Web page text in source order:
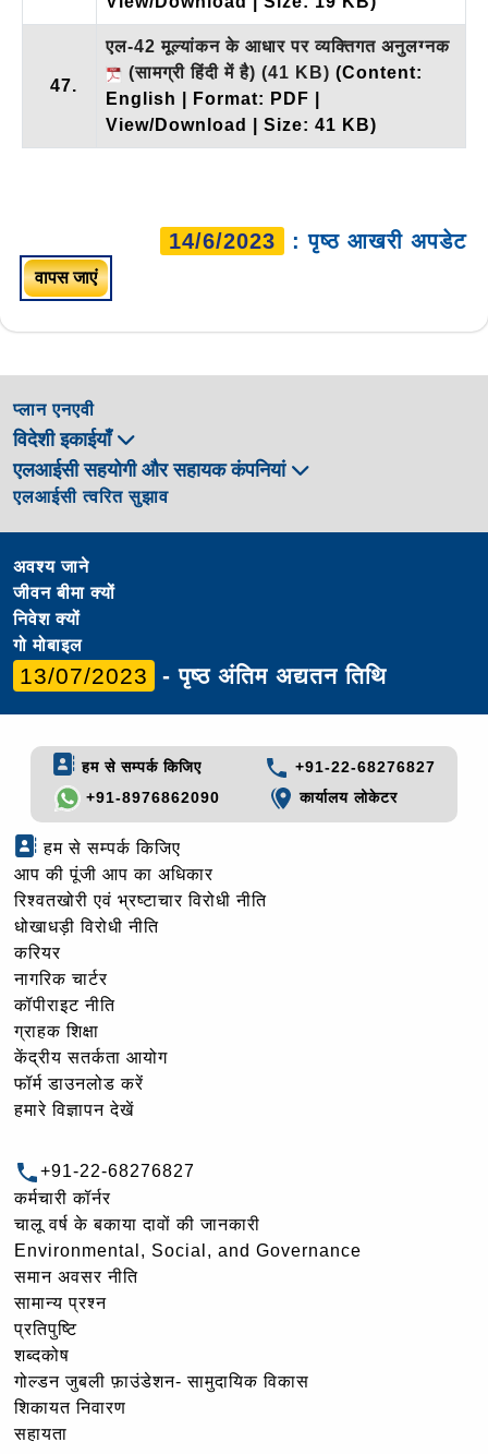
47.
एल-42 मूल्यांकन के आधार पर व्यक्तिगत अनुलग्नक
(सामग्री हिंदी में है) (41 KB) (Content:
English | Format: PDF |
View/Download | Size: 41 KB)
14/6/2023 : पृष्ठ आखरी अपडेट
वापस जाएं
प्लान एनएवी
विदेशी इकाईयाँ
एलआईसी सहयोगी और सहायक कंपनियां
एलआईसी त्वरित सुझाव
अवश्य जाने
जीवन बीमा क्यों
निवेश क्यों
गो मोबाइल
13/07/2023 - पृष्ठ अंतिम अद्यतन तिथि
हम से सम्पर्क किजिए
+91-22-68276827
+91-8976862090
कार्यालय लोकेटर
हम से सम्पर्क किजिए
आप की पूंजी आप का अधिकार
रिश्वतखोरी एवं भ्रष्टाचार विरोधी नीति
धोखाधड़ी विरोधी नीति
करियर
नागरिक चार्टर
कॉपीराइट नीति
ग्राहक शिक्षा
केंद्रीय सतर्कता आयोग
फॉर्म डाउनलोड करें
हमारे विज्ञापन देखें
+91-22-68276827
कर्मचारी कॉर्नर
चालू वर्ष के बकाया दावों की जानकारी
Environmental, Social, and Governance
समान अवसर नीति
सामान्य प्रश्न
प्रतिपुष्टि
शब्दकोष
गोल्‍डन जुबली फ़ाउंडेशन- सामुदायिक विकास
शिकायत निवारण
सहायता